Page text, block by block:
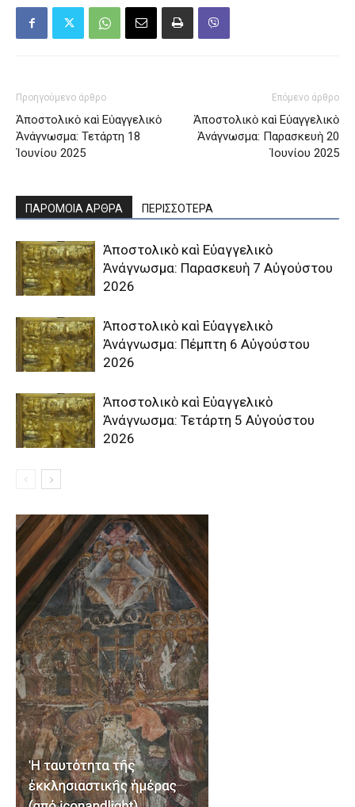
Προηγούμενο άρθρο
Ἀποστολικὸ καὶ Εὐαγγελικὸ
Ἀνάγνωσμα: Τετάρτη 18
Ἰουνίου 2025
Επόμενο άρθρο
Ἀποστολικὸ καὶ Εὐαγγελικὸ
Ἀνάγνωσμα: Παρασκευὴ 20
Ἰουνίου 2025
ΠΑΡΟΜΟΙΑ ΑΡΘΡΑ ΠΕΡΙΣΣΟΤΕΡΑ
Ἀποστολικὸ καὶ Εὐαγγελικὸ
Ἀνάγνωσμα: Παρασκευὴ 7 Αὐγούστου
2026
Ἀποστολικὸ καὶ Εὐαγγελικὸ
Ἀνάγνωσμα: Πέμπτη 6 Αὐγούστου
2026
Ἀποστολικὸ καὶ Εὐαγγελικὸ
Ἀνάγνωσμα: Τετάρτη 5 Αὐγούστου
2026